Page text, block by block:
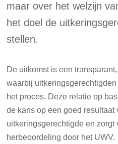
maar over het welzijn
het doel de
stellen.
De uitkomst is een
waarbij
het proces. Deze relatie op
de kans op een goed resultaat
uitkeringsgerechtigde en zorgt
herbeoordeling door het UWV.